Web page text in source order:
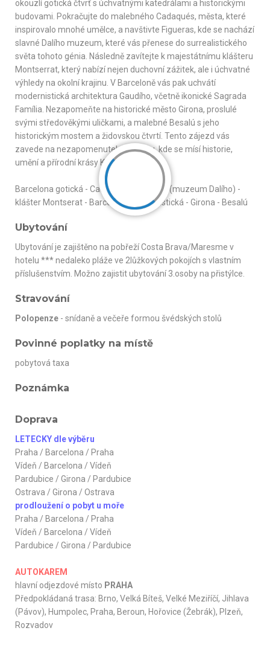
okouzlí gotická čtvrť s úchvatnými katedrálami a historickými
budovami. Pokračujte do malebného Cadaqués, města, které
inspirovalo mnohé umělce, a navštivte Figueras, kde se nachází
slavné Dalího muzeum, které vás přenese do surrealistického
světa tohoto génia. Následně zavítejte k majestátnímu klášteru
Montserrat, který nabízí nejen duchovní zážitek, ale i úchvatné
výhledy na okolní krajinu. V Barceloně vás pak uchvátí
modernistická architektura Gaudího, včetně ikonické Sagrada
Família. Nezapomeňte na historické město Girona, proslulé
svými středověkými uličkami, a malebné Besalú s jeho
historickým mostem a židovskou čtvrtí. Tento zájezd vás
zavede na nezapomenutelnou cestu, kde se mísí historie,
umění a přírodní krásy Katalánska.
Barcelona gotická - Cadaques - Figueras (muzeum Dalího) -
klášter Montserat - Barcelona modernistická - Girona - Besalú
Ubytování
Ubytování je zajištěno na pobřeží Costa Brava/Maresme v
hotelu *** nedaleko pláže ve 2lůžkových pokojích s vlastním
příslušenstvím. Možno zajistit ubytování 3.osoby na přistýlce.
Stravování
Polopenze - snídaně a večeře formou švédských stolů
Povinné poplatky na místě
pobytová taxa
Poznámka
Doprava
LETECKY dle výběru
Praha / Barcelona / Praha
Vídeň / Barcelona / Vídeň
Pardubice / Girona / Pardubice
Ostrava / Girona / Ostrava
prodloužení o pobyt u moře
Praha / Barcelona / Praha
Vídeň / Barcelona / Vídeň
Pardubice / Girona / Pardubice
AUTOKAREM
hlavní odjezdové místo PRAHA
Předpokládaná trasa: Brno, Velká Bíteš, Velké Meziříčí, Jihlava
(Pávov), Humpolec, Praha, Beroun, Hořovice (Žebrák), Plzeň,
Rozvadov